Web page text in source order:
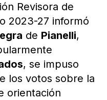
Revisora de
2023-27 informó
de Pianelli,
, se impuso
los votos sobre la
orientación